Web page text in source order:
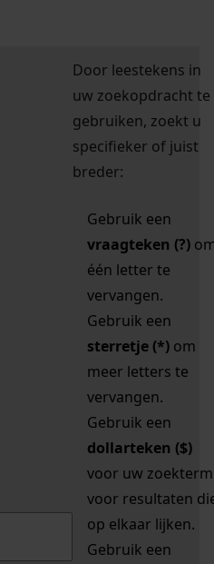
Door leestekens in
uw zoekopdracht te
gebruiken, zoekt u
specifieker of juist
breder:
Gebruik een
vraagteken (?)
één letter te
vervangen.
Gebruik een
sterretje (*) om
meer letters te
vervangen.
Gebruik een
dollarteken ($)
voor uw zoekterm
voor resultaten
op elkaar lijken.
Gebruik een